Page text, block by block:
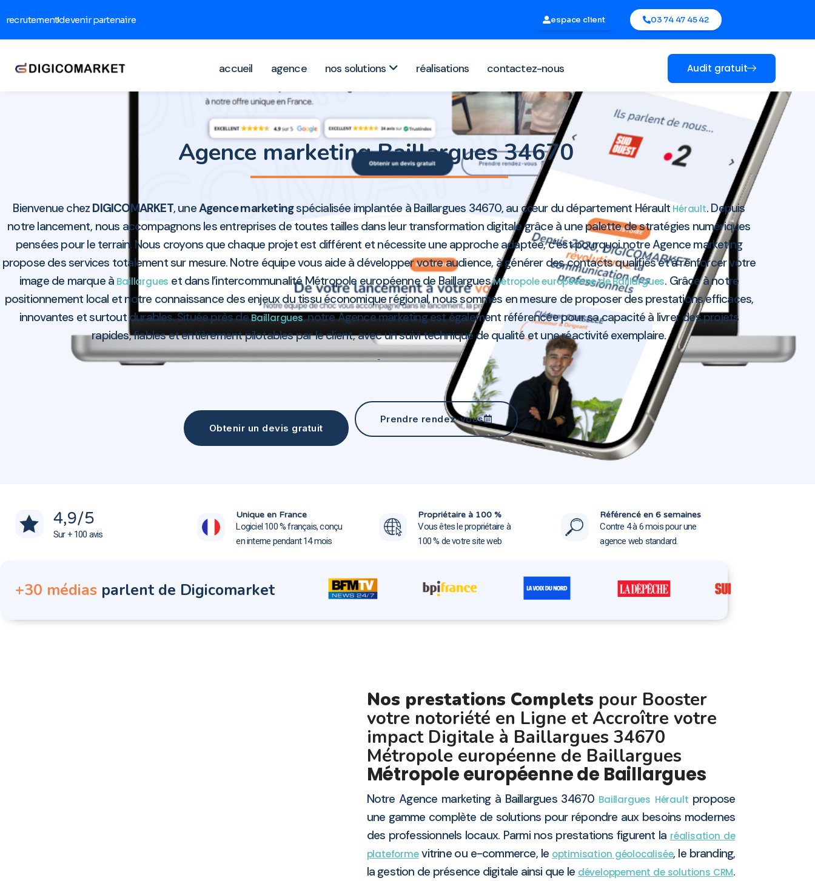
recrutementdevenir partenaire espace client 03 74 47 45 42
accueil agence nos solutions réalisations contactez-nous Audit gratuit
Agence marketing Baillargues 34670
Bienvenue chez DIGICOMARKET, uneAgence marketingspécialisée implantée à Baillargues 34670, au cœur du département Hérault Hérault. Depuis
notre lancement, nous accompagnons les entreprises de toutes tailles dans leur transformation digitale grâce à une palette de stratégies numériques
pensées pour le terrain. Nous croyons que chaque projet est différent et nécessite une approche adaptée, c’est pourquoi notre Agence marketing
propose des services totalement sur mesure. Notre équipe vous aide à développer votre audience, à générer des contacts qualifiés et à renforcer votre
image de marque à Baillargues et dans l’intercommunalité Métropole européenne de BaillarguesMétropole européenne de Baillargues. Grâce à notre
positionnement local et notre connaissance des enjeux du tissu économique régional, nous sommes en mesure de proposer des prestations efficaces,
innovantes et surtout durables. Située près deBaillargues, notre Agence marketing est également référencée pour sa capacité à livrer des projets
rapides, fiables et entièrement pilotables par le client, avec un suivi technique de qualité et une réactivité exemplaire.
Obtenir un devis gratuit
Prendre rendez-vous
4,9/5
Sur + 100 avis
Unique en France
Logiciel 100 % français, conçu
en interne pendant 14 mois
Propriétaire à 100 %
Vous êtes le propriétaire à
100 % de votre site web
Référencé en 6 semaines
Contre 4 à 6 mois pour une
agence web standard.
+30 médias parlent de Digicomarket
Nos prestations Complets pour Booster
votre notoriété en Ligne et Accroître votre
impact Digitale à Baillargues 34670
Métropole européenne de Baillargues
Métropole européenne de Baillargues
Notre Agence marketing à Baillargues 34670 Baillargues Hérault propose
une gamme complète de solutions pour répondre aux besoins modernes
des professionnels locaux. Parmi nos prestations figurent la réalisation de
plateformevitrine ou e-commerce, le optimisation géolocalisée, le branding,
la gestion de présence digitale ainsi que le développement de solutions CRM.